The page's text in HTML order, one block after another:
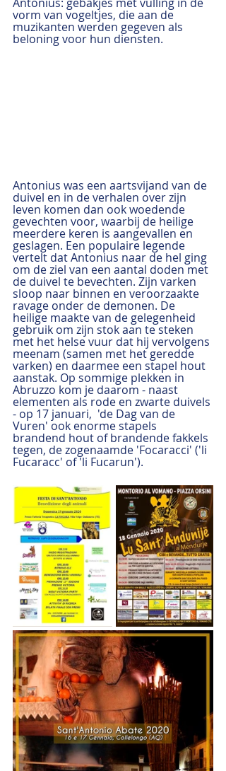
vorm van vogeltjes, die aan de
muzikanten werden gegeven als
beloning voor hun diensten.
Antonius was een aartsvijand van de
duivel en in de verhalen over zijn
leven komen dan ook woedende
gevechten voor, waarbij de heilige
meerdere keren is aangevallen en
geslagen. Een populaire legende
vertelt dat Antonius naar de hel ging
om de ziel van een aantal doden met
de duivel te bevechten. Zijn varken
sloop naar binnen en veroorzaakte
ravage onder de demonen. De
heilige maakte van de gelegenheid
gebruik om zijn stok aan te steken
met het helse vuur dat hij vervolgens
meenam (samen met het geredde
varken) en daarmee een stapel hout
aanstak. Op sommige plekken in
Abruzzo kom je daarom - naast
elementen als rode en zwarte duivels
- op 17 januari,  'de Dag van de
Vuren' ook enorme stapels
brandend hout of brandende fakkels
tegen, de zogenaamde 'Focaracci' ('li
Fucaracc' of 'li Fucarun').